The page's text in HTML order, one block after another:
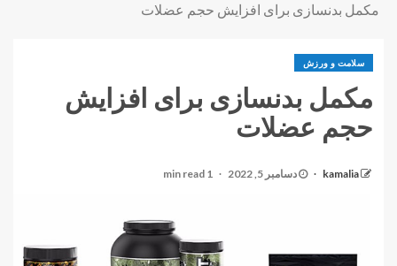
مکمل بدنسازی برای افزایش حجم عضلات
سلامت و ورزش
مکمل بدنسازی برای افزایش
حجم عضلات
kamalia دسامبر 5, 2022 1 min read